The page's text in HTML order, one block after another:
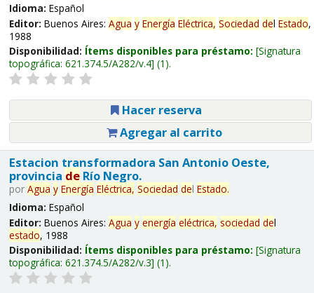
Idioma: Español
Editor: Buenos Aires: Agua y Energía Eléctrica, Sociedad del Estado,
1988
Disponibilidad: Ítems disponibles para préstamo: Signatura
topográfica: 621.374.5/A282/v.4 (1).
Hacer reserva
Agregar al carrito
Estacion transformadora San Antonio Oeste,
provincia deRío Negro.
por Agua y Energía Eléctrica, Sociedad del Estado.
Idioma: Español
Editor: Buenos Aires: Agua y energía eléctrica, sociedad del
estado, 1988
Disponibilidad: Ítems disponibles para préstamo: Signatura
topográfica: 621.374.5/A282/v.3 (1).